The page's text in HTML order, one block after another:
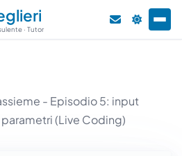
· Tutor
- Episodio 5: input
(Live Coding)